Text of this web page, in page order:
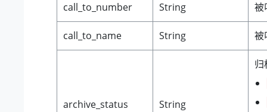
call_to_number String 被
call_to_name String 被
archive_status String
归